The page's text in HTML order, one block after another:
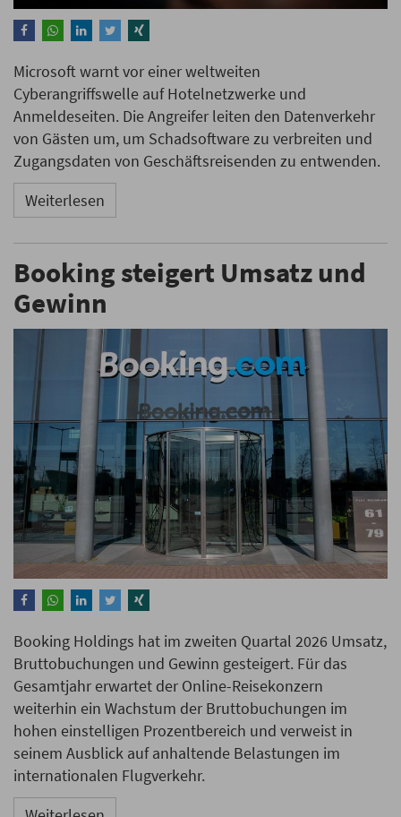
Microsoft warnt vor einer weltweiten
Cyberangriffswelle auf Hotelnetzwerke und
Anmeldeseiten. Die Angreifer leiten den Datenverkehr
von Gästen um, um Schadsoftware zu verbreiten und
Zugangsdaten von Geschäftsreisenden zu entwenden.
Weiterlesen
Booking steigert Umsatz und
Gewinn
Booking Holdings hat im zweiten Quartal 2026 Umsatz,
Bruttobuchungen und Gewinn gesteigert. Für das
Gesamtjahr erwartet der Online-Reisekonzern
weiterhin ein Wachstum der Bruttobuchungen im
hohen einstelligen Prozentbereich und verweist in
seinem Ausblick auf anhaltende Belastungen im
internationalen Flugverkehr.